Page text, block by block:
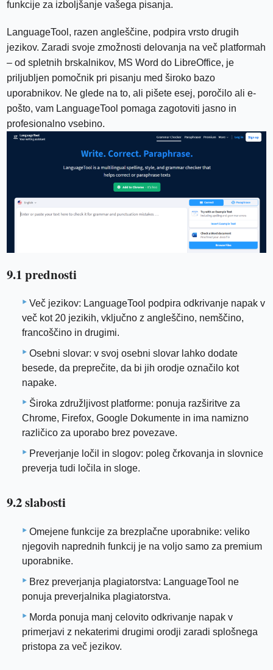
funkcije za izboljšanje vašega pisanja.
LanguageTool, razen angleščine, podpira vrsto drugih
jezikov. Zaradi svoje zmožnosti delovanja na več platformah
– od spletnih brskalnikov, MS Word do LibreOffice, je
priljubljen pomočnik pri pisanju med široko bazo
uporabnikov. Ne glede na to, ali pišete esej, poročilo ali e-
pošto, vam LanguageTool pomaga zagotoviti jasno in
profesionalno vsebino.
9.1 prednosti
Več jezikov: LanguageTool podpira odkrivanje napak v
več kot 20 jezikih, vključno z angleščino, nemščino,
francoščino in drugimi.
Osebni slovar: v svoj osebni slovar lahko dodate
besede, da preprečite, da bi jih orodje označilo kot
napake.
Široka združljivost platforme: ponuja razširitve za
Chrome, Firefox, Google Dokumente in ima namizno
različico za uporabo brez povezave.
Preverjanje ločil in slogov: poleg črkovanja in slovnice
preverja tudi ločila in sloge.
9.2 slabosti
Omejene funkcije za brezplačne uporabnike: veliko
njegovih naprednih funkcij je na voljo samo za premium
uporabnike.
Brez preverjanja plagiatorstva: LanguageTool ne
ponuja preverjalnika plagiatorstva.
Morda ponuja manj celovito odkrivanje napak v
primerjavi z nekaterimi drugimi orodji zaradi splošnega
pristopa za več jezikov.